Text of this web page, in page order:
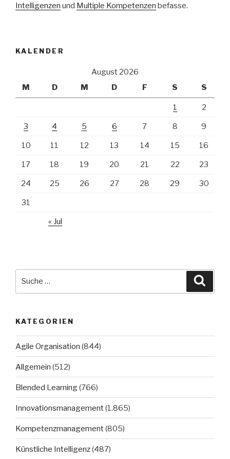
Intelligenzen und Multiple Kompetenzen befasse.
KALENDER
August 2026
M
D M D F S S
1 2
3 4 5 6 7 8 9
10 11 12 13 14 15 16
17 18 19 20 21 22 23
24 25 26 27 28 29 30
31
« Jul
KATEGORIEN
Agile Organisation (844)
Allgemein (512)
Blended Learning(766)
Innovationsmanagement(1.865)
Kompetenzmanagement(805)
Künstliche Intelligenz(487)